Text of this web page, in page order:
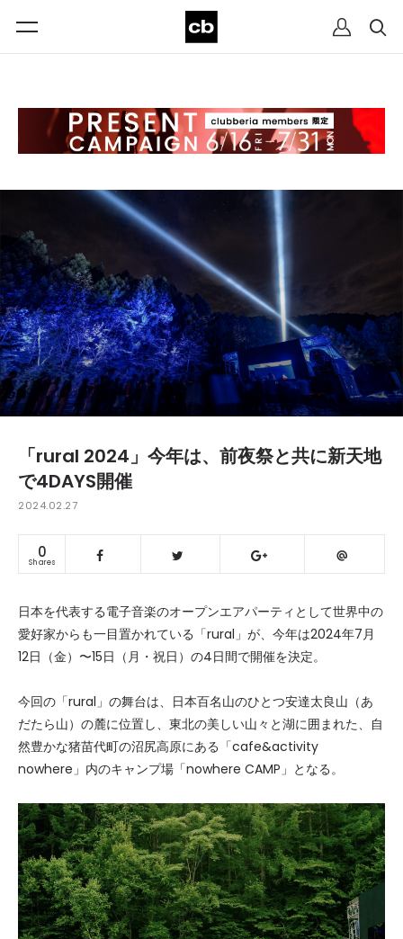
「rural 2024」今年は、前夜祭と共に新天地
で4DAYS開催
2024.02.27
0
Shares
日本を代表する電子音楽のオープンエアパーティとして世界中の
愛好家からも一目置かれている「rural」が、今年は2024年7月
12日（金）〜15日（月・祝日）の4日間で開催を決定。
今回の「rural」の舞台は、日本百名山のひとつ安達太良山（あ
だたら山）の麓に位置し、東北の美しい山々と湖に囲まれた、自
然豊かな猪苗代町の沼尻高原にある「cafe&activity
nowhere」内のキャンプ場「nowhere CAMP」となる。